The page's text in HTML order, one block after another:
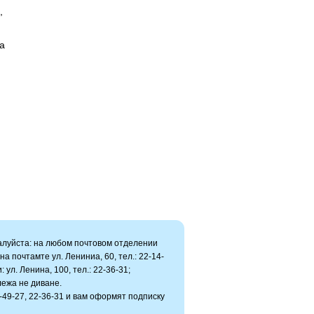
на любом почтовом отделении
почтамте ул. Лениниа, 60, тел.: 22-14-
ул. Ленина, 100, тел.: 22-36-31;
не диване.
27, 22-36-31 и вам оформят подписку